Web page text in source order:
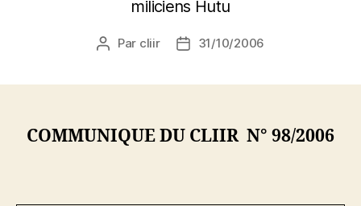
miliciens Hutu
Auteur
Par cliir
Date31/10/2006
COMMUNIQUE DU CLIIR N° 98/2006